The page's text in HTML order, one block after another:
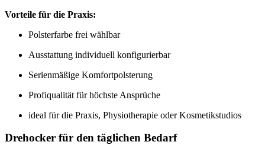
Vorteile für die Praxis:
Polsterfarbe frei wählbar
Ausstattung individuell konfigurierbar
Serienmäßige Komfortpolsterung
Profiqualität für höchste Ansprüche
ideal für die Praxis, Physiotherapie oder Kosmetikstudios
Drehocker für den täglichen Bedarf